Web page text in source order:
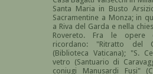
Santa Maria in Busto
Sacramentine a Monza; in
a Riva del Garda e nella
Rovereto. Fra le opere
ricordano: "Ritratto del
(Biblioteca Vaticana); "S.
vetro (Santuario di
coniugi Manusardi Fusi"